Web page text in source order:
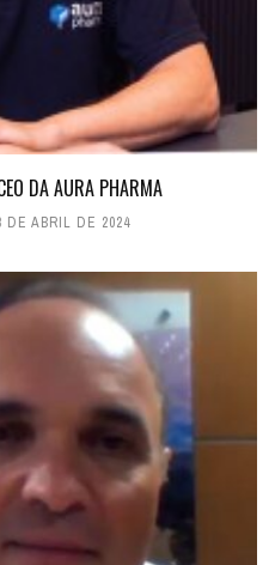
DA AURA PHARMA
DE ABRIL DE 2024